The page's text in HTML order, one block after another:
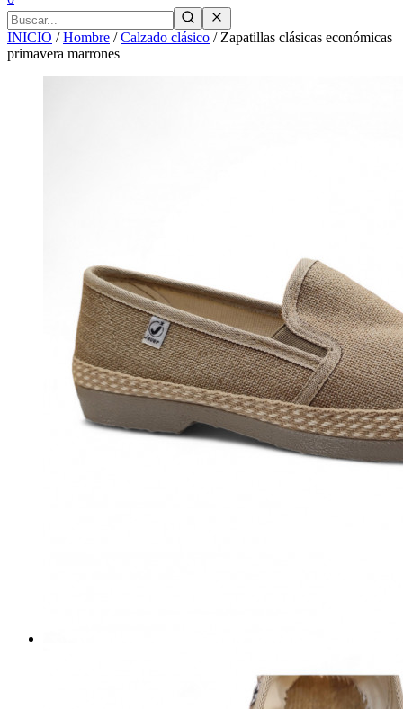
INICIO /Hombre /Calzado clásico / Zapatillas clásicas económicas
primavera marrones